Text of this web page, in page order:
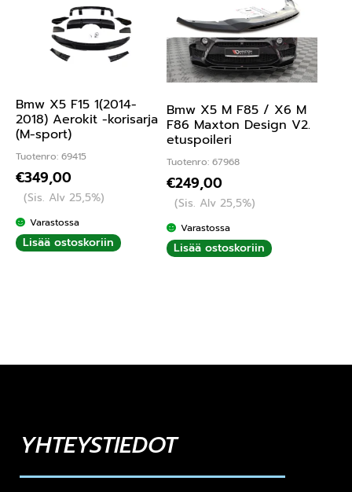
Bmw X5 F15 1(2014-
2018) Aerokit -korisarja
(M-sport)
Tuotenro: 69415
€349,00
(Sis. Alv 25,5%)
Varastossa
Lisää ostoskoriin
Bmw X5 M F85 / X6 M
F86 Maxton Design V2.
etuspoileri
Tuotenro: 67968
€249,00
(Sis. Alv 25,5%)
Varastossa
Lisää ostoskoriin
YHTEYSTIEDOT